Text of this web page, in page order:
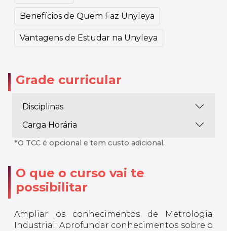
Benefícios de Quem Faz Unyleya
Vantagens de Estudar na Unyleya
Grade curricular
Disciplinas
Carga Horária
*O TCC é opcional e tem custo adicional.
O que o curso vai te
possibilitar
Ampliar os conhecimentos de Metrologia
Industrial; Aprofundar conhecimentos sobre o